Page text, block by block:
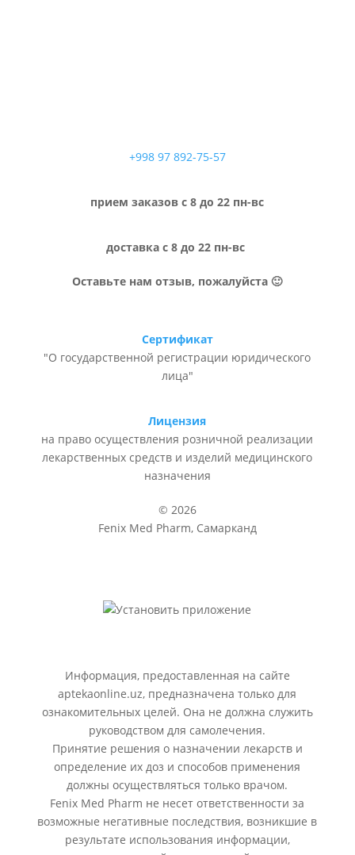
+998 97 892-75-57
прием заказов с 8 до 22 пн-вс
доставка с 8 до 22 пн-вс
Оставьте нам отзыв, пожалуйста 🙂
Сертификат
"О государственной регистрации юридического
лица"
Лицензия
на право осуществления розничной реализации
лекарственных средств и изделий медицинского
назначения
© 2026
Fenix Med Pharm, Самарканд
Информация, предоставленная на сайте
aptekaonline.uz, предназначена только для
ознакомительных целей. Она не должна служить
руководством для самолечения.
Принятие решения о назначении лекарств и
определение их доз и способов применения
должны осуществляться только врачом.
Fenix Med Pharm не несет ответственности за
возможные негативные последствия, возникшие в
результате использования информации,